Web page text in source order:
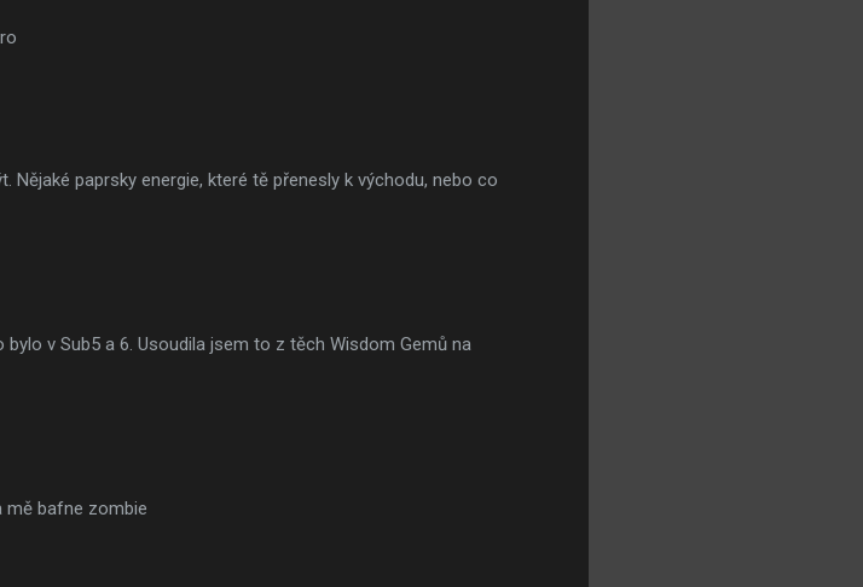
Nějaké paprsky energie, které tě přenesly k východu, nebo co
v Sub5 a 6. Usoudila jsem to z těch Wisdom Gemů na
mě bafne zombie